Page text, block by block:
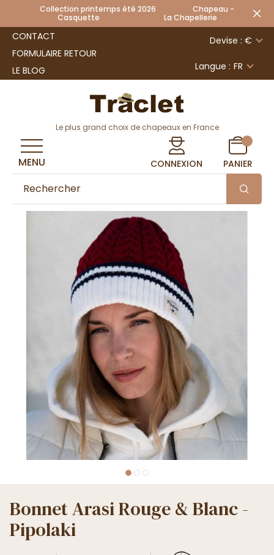
Collection printemps été 2026 Chapeau -
Casquette La Chapellerie
CONTACT
FORMULAIRE RETOUR
LE BLOG
Devise : €
Langue : FR
Le plus grand choix de chapeaux en France
CONNEXION PANIER
MENU
Bonnet Arasi Rouge & Blanc -
Pipolaki